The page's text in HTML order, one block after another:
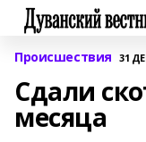
Происшествия 31
Сдали
месяца